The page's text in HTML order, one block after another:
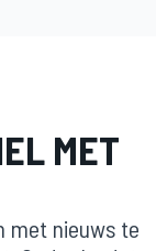
MET
met nieuws te